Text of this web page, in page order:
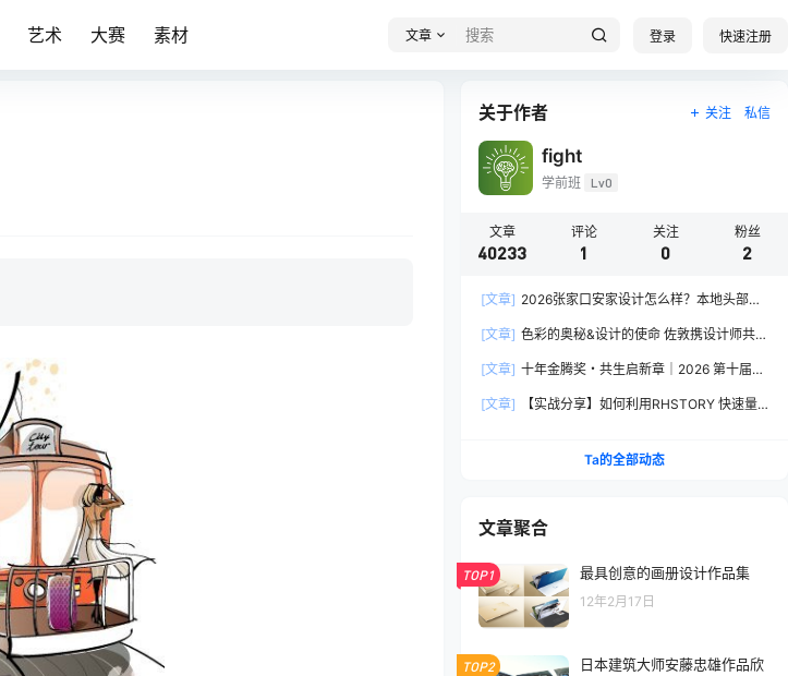
艺术 大赛 素材 文章 登录 快速注册
关于作者 关注 私信
fight
学前班 Lv0
文章
40233
评论
1
关注
0
粉丝
2
[文章] 2026张家口安家设计怎么样？本地头部全
[文章] 色彩的奥秘&设计的使命 佐敦携设计师共探
[文章] 十年金腾奖・共生启新章｜2026 第十届金
[文章]
【实战分享】如何利用RHSTORY 快速量
Ta的全部动态
文章聚合
TOP1 最具创意的画册设计作品集
12年2月17日
TOP2
日本建筑大师安藤忠雄作品欣